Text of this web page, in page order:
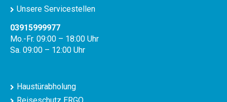
Unsere Servicestellen
03915999977
Mo.-Fr. 09:00 – 18:00 Uhr
Sa. 09:00 – 12:00 Uhr
Haustürabholung